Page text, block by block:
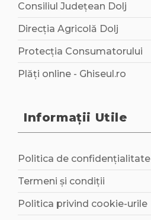
Consiliul Județean Dolj
Direcția Agricolă Dolj
Protecția Consumatorului
Plăți online - Ghiseul.ro
Informații Utile
Politica de confidențialitate
Termeni și condiții
Politica privind cookie-urile